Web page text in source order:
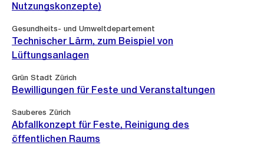
Nutzungskonzepte)
Gesundheits- und Umweltdepartement
Technischer Lärm, zum Beispiel von
Lüftungsanlagen
Grün Stadt Zürich
Bewilligungen für Feste und Veranstaltungen
Sauberes Zürich
Abfallkonzept für Feste, Reinigung des
öffentlichen Raums